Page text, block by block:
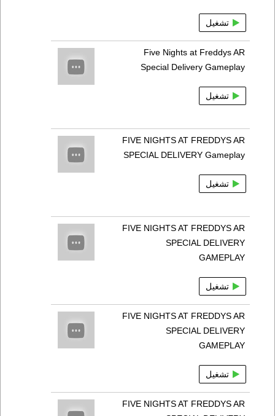
تشغيل
Five Nights at Freddys AR
Special Delivery Gameplay
تشغيل
FIVE NIGHTS AT FREDDYS AR
SPECIAL DELIVERY Gameplay
تشغيل
FIVE NIGHTS AT FREDDYS AR
SPECIAL DELIVERY
GAMEPLAY
تشغيل
FIVE NIGHTS AT FREDDYS AR
SPECIAL DELIVERY
GAMEPLAY
تشغيل
FIVE NIGHTS AT FREDDYS AR